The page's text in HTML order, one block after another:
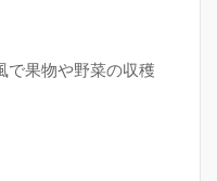
で果物や野菜の収穫